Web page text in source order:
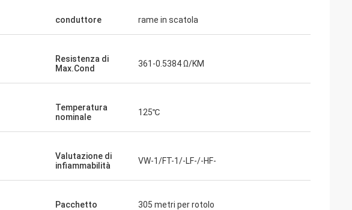
conduttore rame in scatola
Resistenza di
Max.Cond
361-0.5384 Ω/KM
Temperatura
nominale
125℃
Valutazione di
infiammabilità
VW-1/FT-1/-LF-/-HF-
Pacchetto 305 metri per rotolo